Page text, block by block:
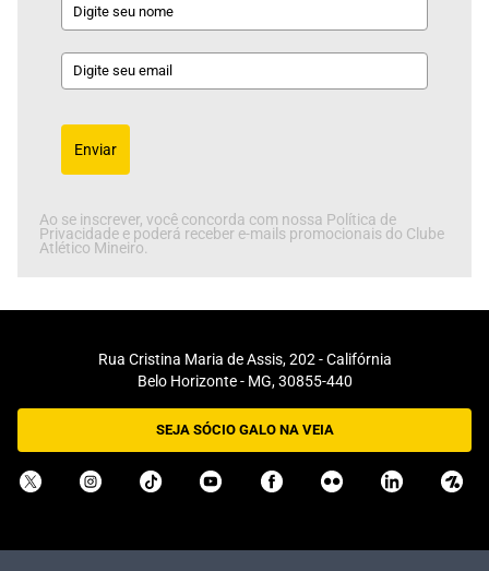
Enviar
Ao se inscrever, você concorda com nossa Política de
Privacidade e poderá receber e-mails promocionais do Clube
Atlético Mineiro.
Rua Cristina Maria de Assis, 202 - Califórnia
Belo Horizonte - MG, 30855-440
SEJA SÓCIO GALO NA VEIA